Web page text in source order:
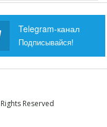
Telegram-канал
Подписывайся!
Reserved